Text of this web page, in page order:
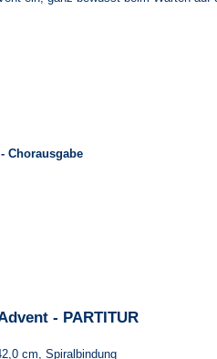
Chorausgabe
- PARTITUR
cm, Spiralbindung